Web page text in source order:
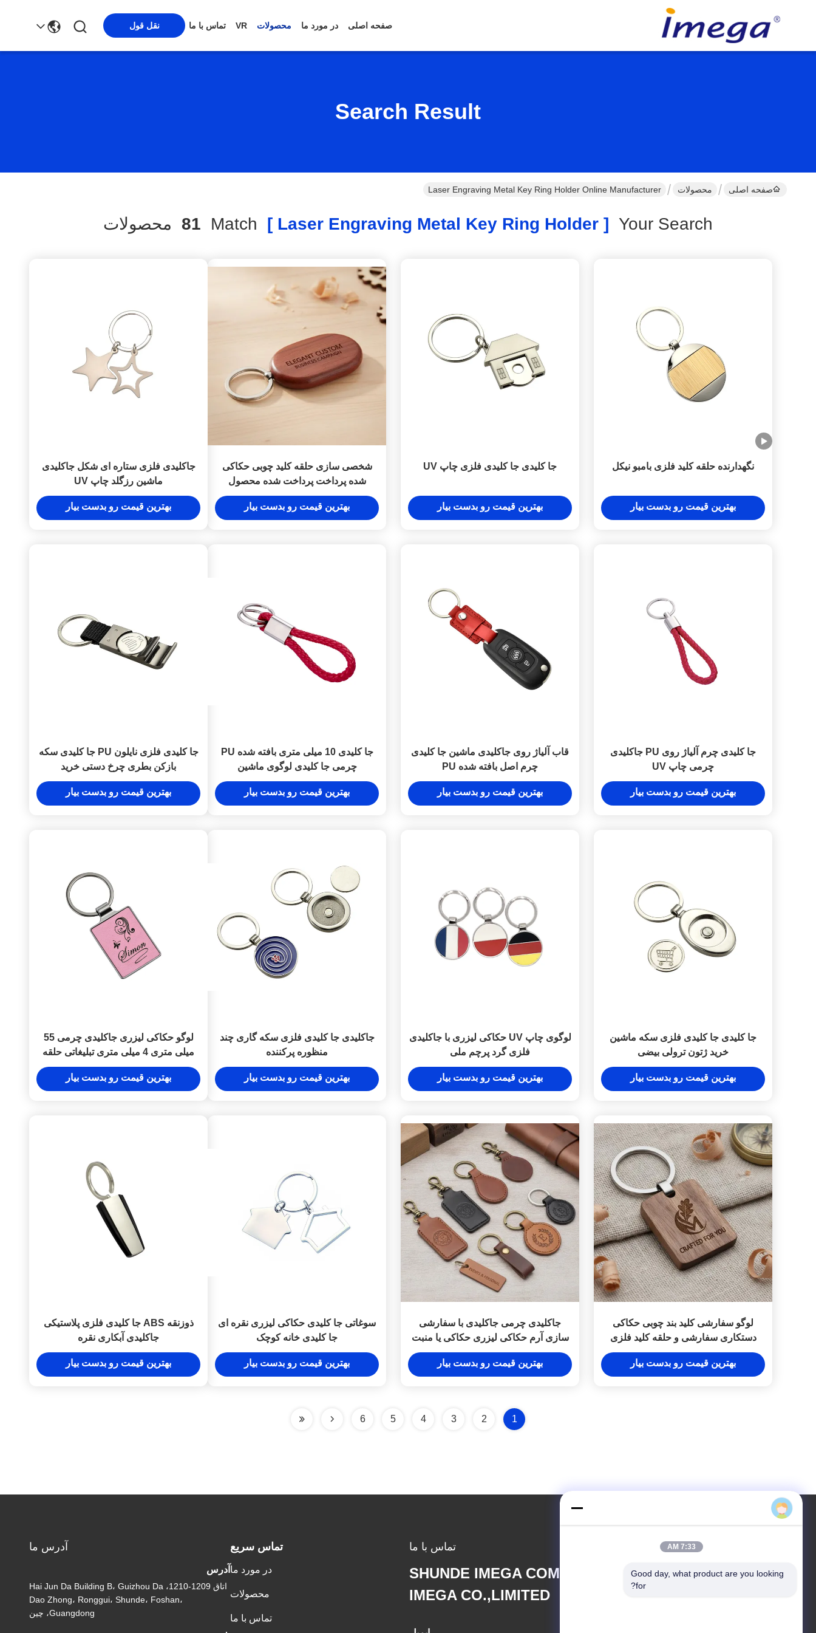
صفحه اصلی در مورد ما محصولات VR تماس با ما نقل قول
Search Result
صفحه اصلی محصولات Laser Engraving Metal Key Ring Holder Online Manufacturer
Your Search
[ Laser Engraving Metal Key Ring Holder ]
81 محصولات
نگهدارنده حلقه کلید فلزی بامبو نیکل
بهترین قیمت رو بدست بیار
جا کلیدی جا کلیدی فلزی چاپ UV
بهترین قیمت رو بدست بیار
شخصی سازی حلقه کلید چوبی حکاکی
شده پرداخت پرداخت شده محصول
سفارشی ظریف و مناسب برای کمپین
های بازاریابی تجاری
بهترین قیمت رو بدست بیار
جاکلیدی فلزی ستاره ای شکل جاکلیدی
ماشین رزگلد چاپ UV
بهترین قیمت رو بدست بیار
جا کلیدی چرم آلیاژ روی PU جاکلیدی
چرمی چاپ UV
بهترین قیمت رو بدست بیار
قاب آلیاژ روی جاکلیدی ماشین جا کلیدی
چرم اصل بافته شده PU
بهترین قیمت رو بدست بیار
جا کلیدی 10 میلی متری بافته شده PU
چرمی جا کلیدی لوگوی ماشین
بهترین قیمت رو بدست بیار
جا کلیدی فلزی نایلون PU جا کلیدی سکه
بازکن بطری چرخ دستی خرید
بهترین قیمت رو بدست بیار
جا کلیدی جا کلیدی فلزی سکه ماشین
خرید ژتون ترولی بیضی
بهترین قیمت رو بدست بیار
لوگوی چاپ UV حکاکی لیزری با جاکلیدی
فلزی گرد پرچم ملی
بهترین قیمت رو بدست بیار
جاکلیدی جا کلیدی فلزی سکه گاری چند
منظوره پرکننده
بهترین قیمت رو بدست بیار
لوگو حکاکی لیزری جاکلیدی چرمی 55
میلی متری 4 میلی متری تبلیغاتی حلقه
کلید صورتی
بهترین قیمت رو بدست بیار
لوگو سفارشی کلید بند چوبی حکاکی
دستکاری سفارشی و حلقه کلید فلزی
طراحی شده برای بازاریابی منحصر به
فرد
بهترین قیمت رو بدست بیار
جاکلیدی چرمی جاکلیدی با سفارشی
سازی آرم حکاکی لیزری حکاکی یا منبت
کاری مناسب برای رویدادها و شخصی
انتخاب کنید
بهترین قیمت رو بدست بیار
سوغاتی جا کلیدی حکاکی لیزری نقره ای
جا کلیدی خانه کوچک
بهترین قیمت رو بدست بیار
ذوزنقه ABS جا کلیدی فلزی پلاستیکی
جاکلیدی آبکاری نقره
بهترین قیمت رو بدست بیار
1
2
3
4
5
6
تماس با ما
SHUNDE IMEGA COMPANY LIMITED
IMEGA CO.,LIMITED
تماس سریع
در مورد ما
محصولات
تماس با ما
آدرس ما
آدرس
اتاق 1209-1210، Hai Jun Da Building B، Guizhou Da
Dao Zhong، Ronggui، Shunde، Foshan،
Guangdong، چین
7:33 AM
Good day, what product are you looking
for?